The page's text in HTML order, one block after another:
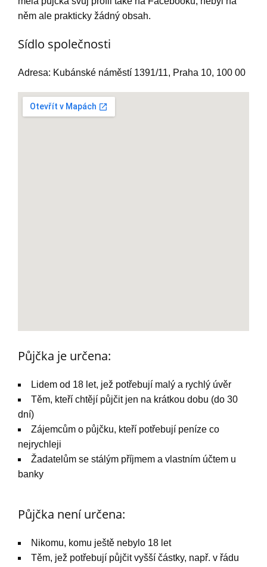
něm ale prakticky žádný obsah.
Sídlo společnosti
Adresa: Kubánské náměstí 1391/11, Praha 10, 100 00
Půjčka je určena:
Lidem od 18 let, jež potřebují malý a rychlý úvěr
Těm, kteří chtějí půjčit jen na krátkou dobu (do 30
dní)
Zájemcům o půjčku, kteří potřebují peníze co
nejrychleji
Žadatelům se stálým příjmem a vlastním účtem u
banky
Půjčka není určena:
Nikomu, komu ještě nebylo 18 let
Těm, jež potřebují půjčit vyšší částky, např. v řádu